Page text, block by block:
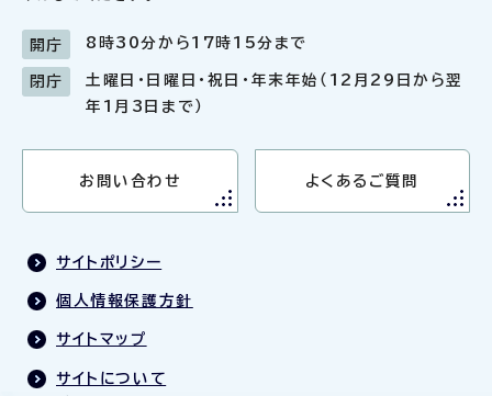
開庁 8時30分から17時15分まで
閉庁
土曜日・日曜日・祝日・年末年始（12月29日から翌
年1月3日まで）
お問い合わせ よくあるご質問
サイトポリシー
個人情報保護方針
サイトマップ
サイトについて